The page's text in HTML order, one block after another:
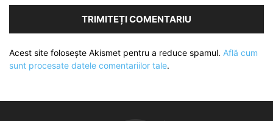
Acest site folosește Akismet pentru a reduce spamul. Află cum
sunt procesate datele comentariilor tale.